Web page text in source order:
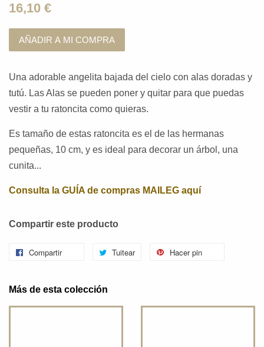
16,10 €
AÑADIR A MI COMPRA
Una adorable angelita bajada del cielo con alas doradas y
tutú. Las Alas se pueden poner y quitar para que puedas
vestir a tu ratoncita como quieras.
Es tamaño de estas ratoncita es el de las hermanas
pequeñas, 10 cm, y es ideal para decorar un árbol, una
cunita...
Consulta la GUÍA de compras MAILEG aquí
Compartir este producto
Compartir Tuitear Hacer pin
Más de esta colección